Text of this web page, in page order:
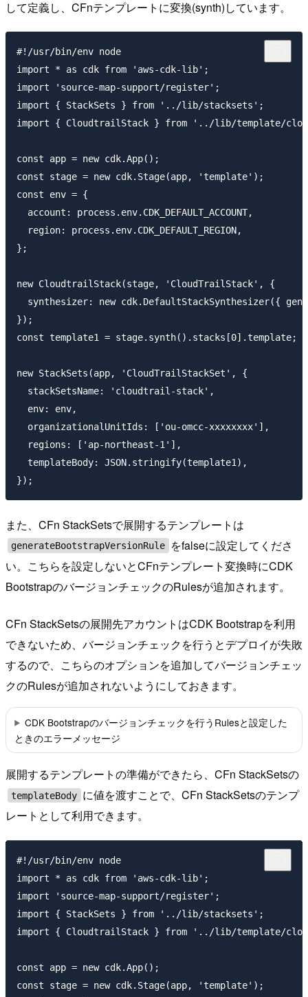
して定義し、CFnテンプレートに変換(synth)しています。
#!/usr/bin/env node
import * as cdk from 'aws-cdk-lib';
import 'source-map-support/register';
import { StackSets } from '../lib/stacksets';
import { CloudtrailStack } from '../lib/template/
const app = new cdk.App();
const stage = new cdk.Stage(app, 'template');
const env = {
  account: process.env.CDK_DEFAULT_ACCOUNT,
  region: process.env.CDK_DEFAULT_REGION,
};
new CloudtrailStack(stage, 'CloudTrailStack', {
synthesizer: new cdk.DefaultStackSynthesizer({
});
const template1 = stage.synth().stacks[0].template;
new StackSets(app, 'CloudTrailStackSet', {
  stackSetsName: 'cloudtrail-stack',
  env: env,
  organizationalUnitIds: ['ou-omcc-xxxxxxxx'],
  regions: ['ap-northeast-1'],
  templateBody: JSON.stringify(template1),
また、CFn StackSetsで展開するテンプレートは
generateBootstrapVersionRule
をfalseに設定してくださ
い。こちらを設定しないとCFnテンプレート変換時にCDK
BootstrapのバージョンチェックのRulesが追加されます。
CFn StackSetsの展開先アカウントはCDK Bootstrapを利用
できないため、バージョンチェックを行うとデプロイが失敗
するので、こちらのオプションを追加してバージョンチェッ
クのRulesが追加されないようにしておきます。
CDK Bootstrapのバージョンチェックを行うRulesと設定した
ときのエラーメッセージ
展開するテンプレートの準備ができたら、CFn StackSetsの
templateBody に値を渡すことで、CFn StackSetsのテンプ
レートとして利用できます。
#!/usr/bin/env node
import * as cdk from 'aws-cdk-lib';
import 'source-map-support/register';
import { StackSets } from '../lib/stacksets';
import { CloudtrailStack } from '../lib/template/
const app = new cdk.App();
const stage = new cdk.Stage(app, 'template');